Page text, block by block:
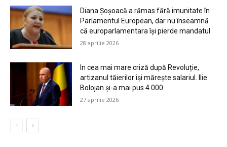
Diana Șoșoacă a rămas fără imunitate în
Parlamentul European, dar nu înseamnă
că europarlamentara își pierde mandatul
28 aprilie 2026
In cea mai mare criză după Revoluție,
artizanul tăierilor își mărește salariul. llie
Bolojan și-a mai pus 4 000
27 aprilie 2026